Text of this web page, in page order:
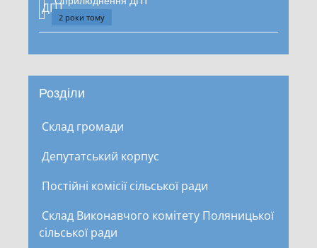
2 роки тому
Розділи
Склад громади
Депутатський корпус
Постійні комісії сільської ради
Склад Виконавчого комітету Поляницької
сільської ради